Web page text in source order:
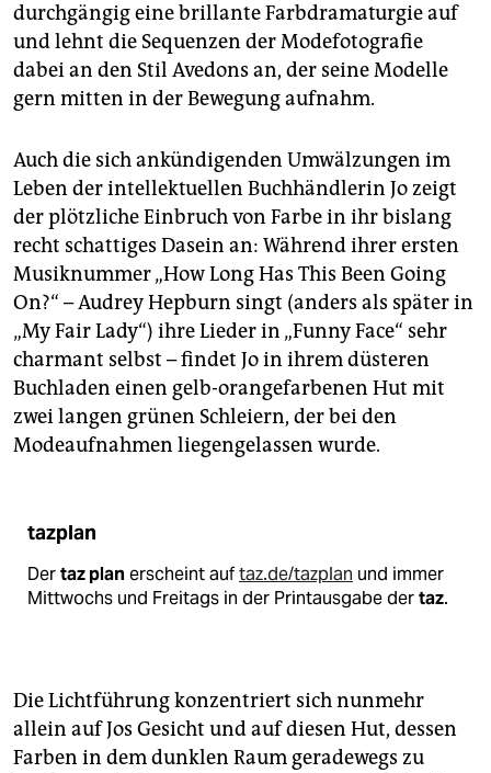
durchgängig eine brillante Farbdramaturgie auf
und lehnt die Sequenzen der Modefotografie
dabei an den Stil Avedons an, der seine Modelle
gern mitten in der Bewegung aufnahm.
Auch die sich ankündigenden Umwälzungen im
Leben der intellektuellen Buchhändlerin Jo zeigt
der plötzliche Einbruch von Farbe in ihr bislang
recht schattiges Dasein an: Während ihrer ersten
Musiknummer „How Long Has This Been Going
On?“ – Audrey Hepburn singt (anders als später in
„My Fair Lady“) ihre Lieder in „Funny Face“ sehr
charmant selbst – findet Jo in ihrem düsteren
Buchladen einen gelb-orangefarbenen Hut mit
zwei langen grünen Schleiern, der bei den
Modeauf­nahmen liegengelassen wurde.
tazplan
Dertaz planerscheint auftaz.de/tazplan und immer
Mittwochs und Freitags in der Printausgabe dertaz.
Die Lichtführung konzentriert sich nunmehr
allein auf Jos Gesicht und auf diesen Hut, dessen
Farben in dem dunklen Raum geradewegs zu